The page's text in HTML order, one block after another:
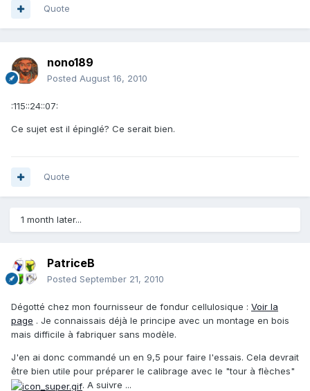
Quote
nono189
Posted August 16, 2010
:115::24::07:
Ce sujet est il épinglé? Ce serait bien.
Quote
1 month later...
PatriceB
Posted September 21, 2010
Dégotté chez mon fournisseur de fondur cellulosique : Voir la
page . Je connaissais déjà le principe avec un montage en bois
mais difficile à fabriquer sans modèle.
J'en ai donc commandé un en 9,5 pour faire l'essais. Cela devrait
être bien utile pour préparer le calibrage avec le "tour à flèches"
. A suivre ...